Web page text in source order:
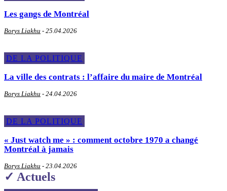
Les gangs de Montréal
Borys Liakhu - 25.04.2026
DE LA POLITIQUE
La ville des contrats : l’affaire du maire de Montréal
Borys Liakhu - 24.04.2026
DE LA POLITIQUE
« Just watch me » : comment octobre 1970 a changé
Montréal à jamais
Borys Liakhu - 23.04.2026
✓ Actuels